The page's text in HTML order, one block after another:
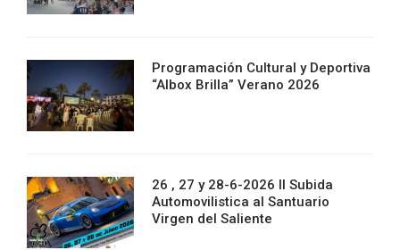
Programación Cultural y Deportiva
“Albox Brilla” Verano 2026
26 , 27 y 28-6-2026 II Subida
Automovilistica al Santuario
Virgen del Saliente